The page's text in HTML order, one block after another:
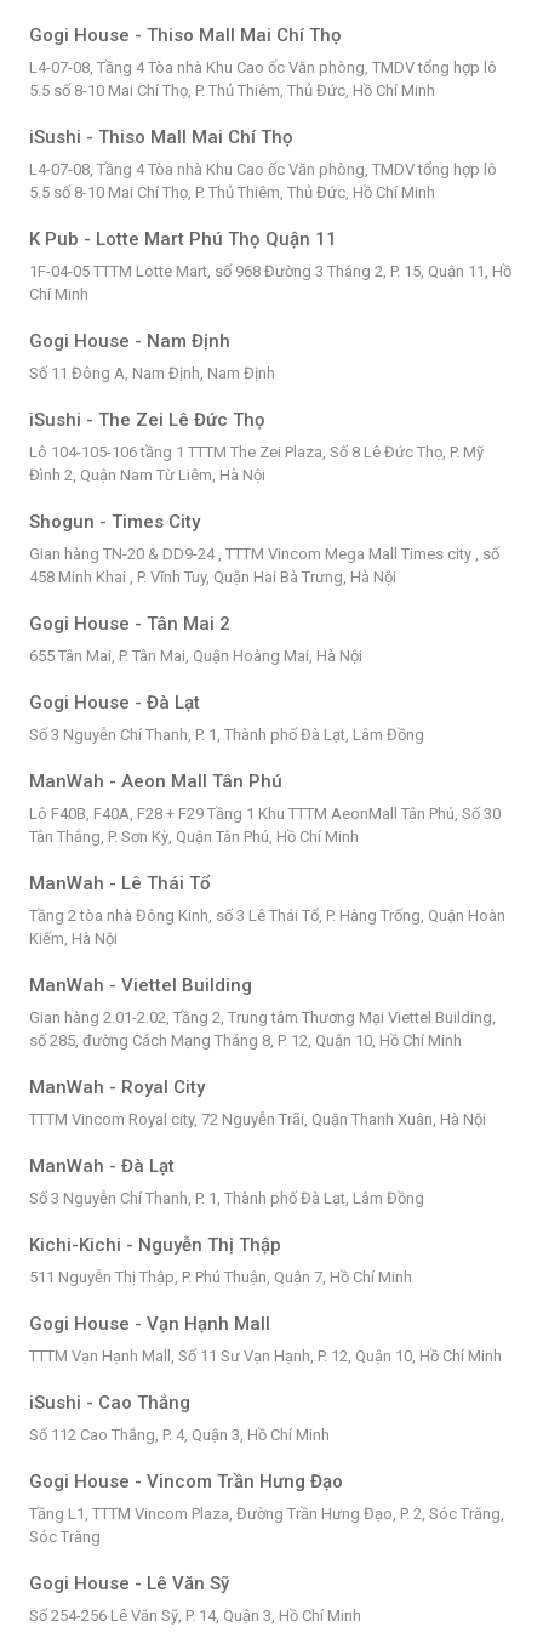
Gogi House - Thiso Mall Mai Chí Thọ
L4-07-08, Tầng 4 Tòa nhà Khu Cao ốc Văn phòng, TMDV tổng hợp lô
5.5 số 8-10 Mai Chí Thọ, P. Thủ Thiêm, Thủ Đức, Hồ Chí Minh
iSushi - Thiso Mall Mai Chí Thọ
L4-07-08, Tầng 4 Tòa nhà Khu Cao ốc Văn phòng, TMDV tổng hợp lô
5.5 số 8-10 Mai Chí Thọ, P. Thủ Thiêm, Thủ Đức, Hồ Chí Minh
K Pub - Lotte Mart Phú Thọ Quận 11
1F-04-05 TTTM Lotte Mart, số 968 Đường 3 Tháng 2, P. 15, Quận 11, Hồ
Chí Minh
Gogi House - Nam Định
Số 11 Đông A, Nam Định, Nam Định
iSushi - The Zei Lê Đức Thọ
Lô 104-105-106 tầng 1 TTTM The Zei Plaza, Số 8 Lê Đức Thọ, P. Mỹ
Đình 2, Quận Nam Từ Liêm, Hà Nội
Shogun - Times City
Gian hàng TN-20 & DD9-24 , TTTM Vincom Mega Mall Times city , số
458 Minh Khai , P. Vĩnh Tuy, Quận Hai Bà Trưng, Hà Nội
Gogi House - Tân Mai 2
655 Tân Mai, P. Tân Mai, Quận Hoàng Mai, Hà Nội
Gogi House - Đà Lạt
Số 3 Nguyễn Chí Thanh, P. 1, Thành phố Đà Lạt, Lâm Đồng
ManWah - Aeon Mall Tân Phú
Lô F40B, F40A, F28 + F29 Tầng 1 Khu TTTM AeonMall Tân Phú, Số 30
Tân Thắng, P. Sơn Kỳ, Quận Tân Phú, Hồ Chí Minh
ManWah - Lê Thái Tổ
Tầng 2 tòa nhà Đông Kinh, số 3 Lê Thái Tổ, P. Hàng Trống, Quận Hoàn
Kiếm, Hà Nội
ManWah - Viettel Building
Gian hàng 2.01-2.02, Tầng 2, Trung tâm Thương Mại Viettel Building,
số 285, đường Cách Mạng Tháng 8, P. 12, Quận 10, Hồ Chí Minh
ManWah - Royal City
TTTM Vincom Royal city, 72 Nguyễn Trãi, Quận Thanh Xuân, Hà Nội
ManWah - Đà Lạt
Số 3 Nguyễn Chí Thanh, P. 1, Thành phố Đà Lạt, Lâm Đồng
Kichi-Kichi - Nguyễn Thị Thập
511 Nguyễn Thị Thập, P. Phú Thuận, Quận 7, Hồ Chí Minh
Gogi House - Vạn Hạnh Mall
TTTM Vạn Hạnh Mall, Số 11 Sư Vạn Hạnh, P. 12, Quận 10, Hồ Chí Minh
iSushi - Cao Thắng
Số 112 Cao Thắng, P. 4, Quận 3, Hồ Chí Minh
Gogi House - Vincom Trần Hưng Đạo
Tầng L1, TTTM Vincom Plaza, Đường Trần Hưng Đạo, P. 2, Sóc Trăng,
Sóc Trăng
Gogi House - Lê Văn Sỹ
Số 254-256 Lê Văn Sỹ, P. 14, Quận 3, Hồ Chí Minh